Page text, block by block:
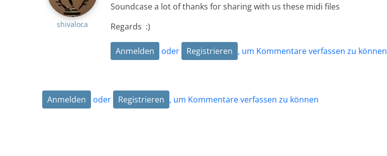
shivaloca
Soundcase a lot of thanks for sharing with us these midi files
Regards :)
Anmelden oder Registrieren , um Kommentare verfassen zu können
Anmelden oder Registrieren , um Kommentare verfassen zu können